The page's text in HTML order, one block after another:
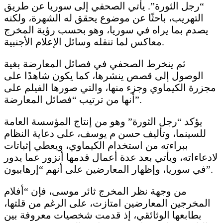
“رجل الثورة”. يأتي الصحفي إلى سوريا عن طريق
التهريب، باحثًا عن موضوع يحقق له الشهرة، ولكنه
يصدم بما يراه في سوريا، وهو بحسب رؤية المخرج
معاكس لما تنقله وسائل الإعلام الأجنبية.
ثم ينخرط الصحفي في فصائل المعارضة بغية
الوصول إلى قصص ينشرها، كما يكون شاهدًا على
مجزرة الكيماوي وجزء منها، والتي صورها الفيلم على
أنها من ترتيب “فصائل المعارضة”.
يؤكد “رجل الثورة” وهو من إنتاج المؤسسة العامة
للسينما، وتأليف حسن م يوسف، على دعاية النظام
ببراءته من استخدام الكيماوي، ويعطي إثباتات
لادعاءاته، ويأتي بعد عدة أعمال قدمها أنزور عما يدور
في سوريا، وإظهار المعارضين على أنهم “إرهابيون”.
من وجهة نظر المخرج ثائر موسى، فإن “أفلام
المخرجين المعارضين امتازت، على الرغم من قلتها،
بطابعها الوثائقي، إذ قدمت شخصيات معروفة بين